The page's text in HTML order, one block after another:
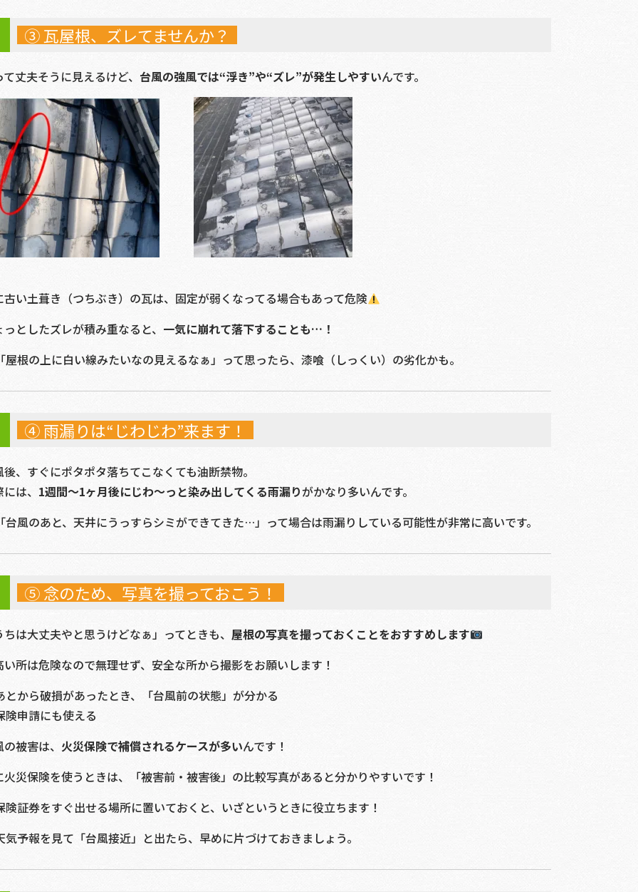
③ 瓦屋根、ズレてませんか？
丈夫そうに見えるけど、 台風の強風では“浮き”や“ズレ”が発生しやすいんです。
古い土葺き（つちぶき）の瓦は、固定が弱くなってる場合もあって危険
っとしたズレが積み重なると、 一気に崩れて落下することも…！
屋根の上に白い線みたいなの見えるなぁ」って思ったら、漆喰（しっくい）の劣化かも。
④ 雨漏りは“じわじわ”来ます！
後、すぐにポタポタ落ちてこなくても油断禁物。
は、 1週間〜1ヶ月後にじわ〜っと染み出してくる雨漏りがかなり多いんです。
台風のあと、天井にうっすらシミができてきた…」って場合は雨漏りしている可能性が非常に高いです。
⑤ 念のため、写真を撮っておこう！
ちは大丈夫やと思うけどなぁ」ってときも、 屋根の写真を撮っておくことをおすすめします
所は危険なので無理せず、安全な所から撮影をお願いします！
とから破損があったとき、「台風前の状態」が分かる
険申請にも使える
被害は、 火災保険で補償されるケースが多いんです！
火災保険を使うときは、「被害前・被害後」の比較写真があると分かりやすいです！
険証券をすぐ出せる場所に置いておくと、いざというときに役立ちます！
気予報を見て「台風接近」と出たら、早めに片づけておきましょう。